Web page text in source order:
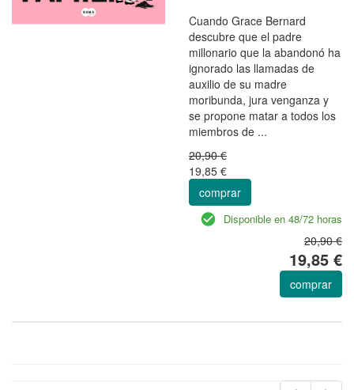
Cuando Grace Bernard
descubre que el padre
millonario que la abandonó ha
ignorado las llamadas de
auxilio de su madre
moribunda, jura venganza y
se propone matar a todos los
miembros de ...
20,90 €
19,85 €
comprar
Disponible en 48/72 horas
20,90 €
19,85 €
comprar